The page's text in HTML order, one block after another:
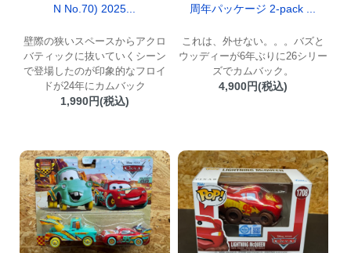
N No.70) 2025...
壁際の狭いスペースからアクロ
バティックに抜いていくシーン
で登場したのが印象的なフロイ
ドが24年にカムバック
1,990円(税込)
周年パッケージ 2-pack ...
これは、外せない。。。バズと
ウッディーが6年ぶりに26シリー
ズでカムバック。
4,900円(税込)